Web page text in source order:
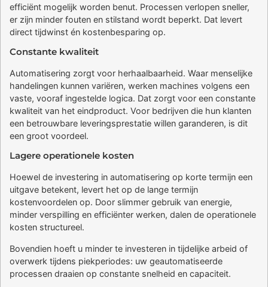
efficiënt mogelijk worden benut. Processen verlopen sneller,
er zijn minder fouten en stilstand wordt beperkt. Dat levert
direct tijdwinst én kostenbesparing op.
Constante kwaliteit
Automatisering zorgt voor herhaalbaarheid. Waar menselijke
handelingen kunnen variëren, werken machines volgens een
vaste, vooraf ingestelde logica. Dat zorgt voor een constante
kwaliteit van het eindproduct. Voor bedrijven die hun klanten
een betrouwbare leveringsprestatie willen garanderen, is dit
een groot voordeel.
Lagere operationele kosten
Hoewel de investering in automatisering op korte termijn een
uitgave betekent, levert het op de lange termijn
kostenvoordelen op. Door slimmer gebruik van energie,
minder verspilling en efficiënter werken, dalen de operationele
kosten structureel.
Bovendien hoeft u minder te investeren in tijdelijke arbeid of
overwerk tijdens piekperiodes: uw geautomatiseerde
processen draaien op constante snelheid en capaciteit.